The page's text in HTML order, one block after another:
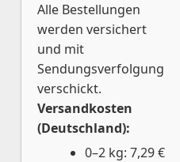
Alle Bestellungen
werden versichert
und mit
Sendungsverfolgung
verschickt.
Versandkosten
(Deutschland):
0–2 kg: 7,29 €